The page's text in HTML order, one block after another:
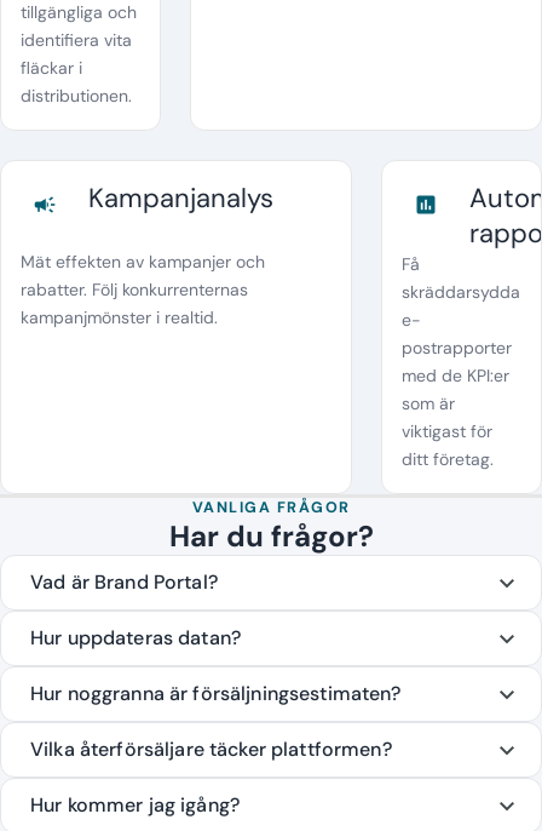
tillgängliga och
identifiera vita
fläckar i
distributionen.
campaign Kampanjanalys
Mät effekten av kampanjer och
rabatter. Följ konkurrenternas
kampanjmönster i realtid.
assessment
Få
skräddarsydda
e-
postrapporter
med de KPI:er
som är
viktigast för
ditt företag.
VANLIGA FRÅGOR
Har du frågor?
Vad är Brand Portal?
Hur uppdateras datan?
Hur noggranna är försäljningsestimaten?
Vilka återförsäljare täcker plattformen?
Hur kommer jag igång?